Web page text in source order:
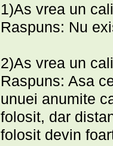
1)As vrea un
Raspuns: Nu
2)As vrea un
Raspuns: Asa
unuei anumite
folosit, dar
folosit devin